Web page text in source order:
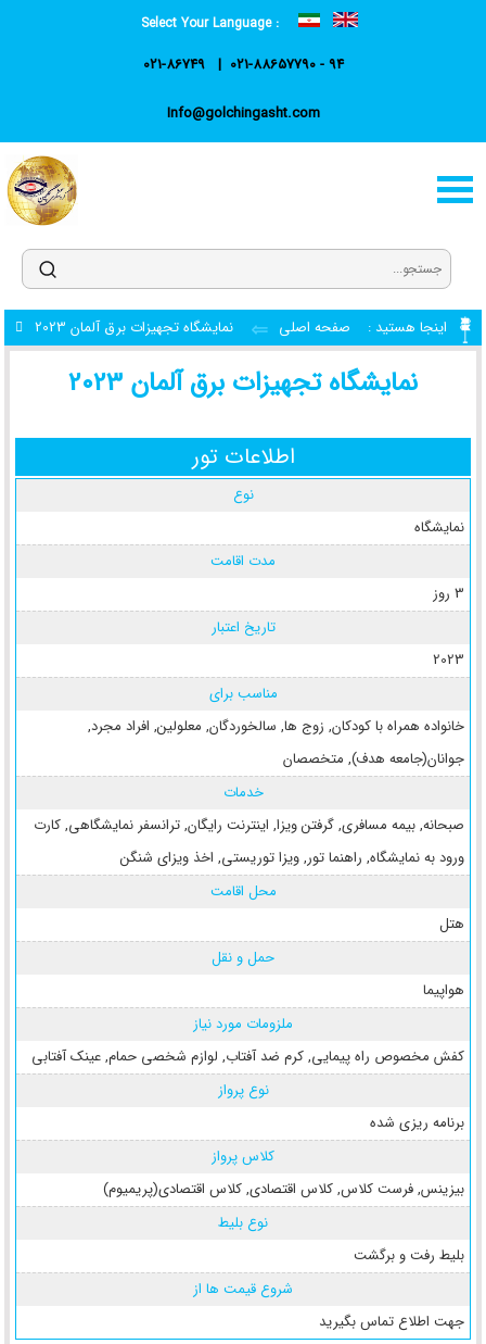
Select Your Language :
021-88657790 - 94
021-86749
Info@golchingasht.com
اینجا هستید : صفحه اصلی نمایشگاه تجهیزات برق آلمان 2023
نمایشگاه تجهیزات برق آلمان 2023
اطلاعات تور
نوع
نمایشگاه
مدت اقامت
3 روز
تاریخ اعتبار
2023
مناسب برای
خانواده همراه با کودکان, زوج ها, سالخوردگان, معلولین, افراد مجرد,
جوانان(جامعه هدف), متخصصان
خدمات
صبحانه, بیمه مسافری, گرفتن ویزا, اینترنت رایگان, ترانسفر نمایشگاهی, کارت
ورود به نمایشگاه, راهنما تور, ویزا توریستی, اخذ ویزای شنگن
محل اقامت
هتل
حمل و نقل
هواپیما
ملزومات مورد نیاز
کفش مخصوص راه پیمایی, کرم ضد آفتاب, لوازم شخصی حمام, عینک آفتابی
نوع پرواز
برنامه ریزی شده
کلاس پرواز
بیزینس, فرست کلاس, کلاس اقتصادی, کلاس اقتصادی(پریمیوم)
نوع بلیط
بلیط رفت و برگشت
شروع قیمت ها از
جهت اطلاع تماس بگیرید